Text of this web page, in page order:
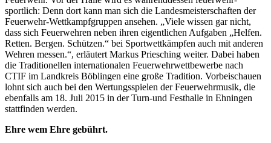
sportlich: Denn dort kann man sich die Landesmeisterschaften der
Feuerwehr-Wettkampfgruppen ansehen. „Viele wissen gar nicht,
dass sich Feuerwehren neben ihren eigentlichen Aufgaben „Helfen.
Retten. Bergen. Schützen.“ bei Sportwettkämpfen auch mit anderen
Wehren messen.“, erläutert Markus Priesching weiter. Dabei haben
die Traditionellen internationalen Feuerwehrwettbewerbe nach
CTIF im Landkreis Böblingen eine große Tradition. Vorbeischauen
lohnt sich auch bei den Wertungsspielen der Feuerwehrmusik, die
ebenfalls am 18. Juli 2015 in der Turn-und Festhalle in Ehningen
stattfinden werden.
Ehre wem Ehre gebührt.